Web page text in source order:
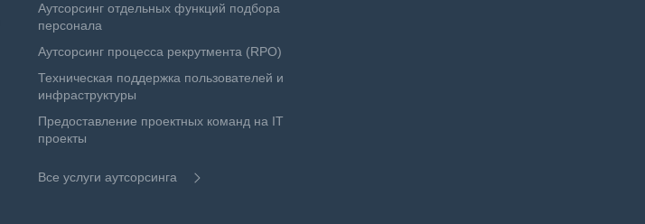
Аутсорсинг отдельных функций подбора
персонала
Аутсорсинг процесса рекрутмента (RPO)
Техническая поддержка пользователей и
инфраструктуры
Предоставление проектных команд на IT
проекты
Все услуги аутсорсинга